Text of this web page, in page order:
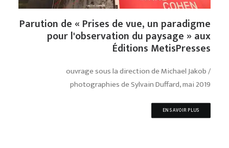
Parution de « Prises de vue, un paradigme
pour l'observation du paysage » aux
Éditions MetisPresses
ouvrage sous la direction de Michael Jakob /
photographies de Sylvain Duffard, mai 2019
EN SAVOIR PLUS